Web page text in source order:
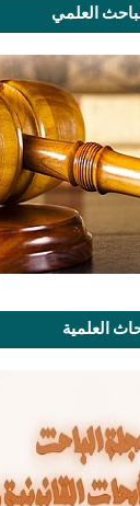
العلمي
العلمية